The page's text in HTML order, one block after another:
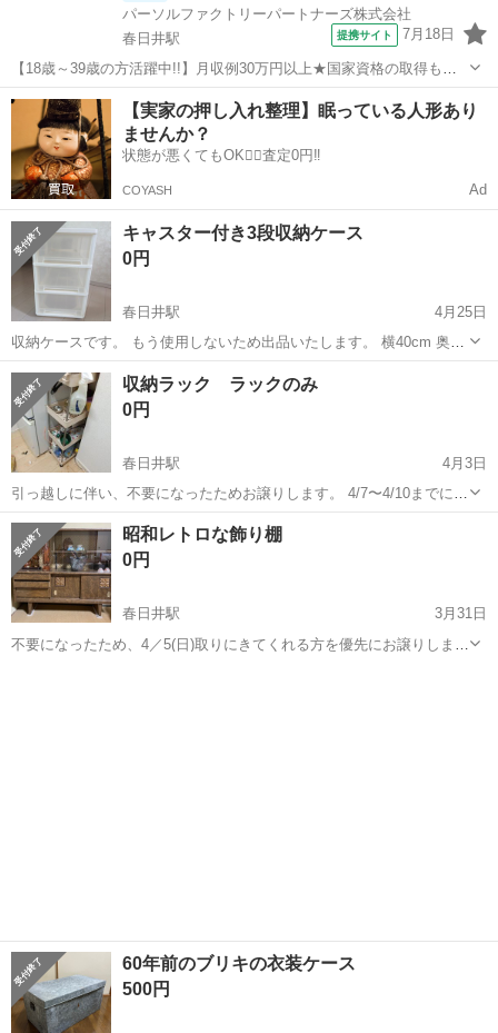
パーソルファクトリーパートナーズ株式会社
春日井駅
提携サイト 7月18日
【18歳～39歳の方活躍中!!】月収例30万円以上★国家資格の取得も可
能♪部品の目視検査等★《B15-005711》 仕事内容 ・樹脂部品の外観目
視検査 ・クレーン・玉掛を使用した金型切り替え作業 ・部材の投入作
業 ・設備...
愛知 春日井市 春日井駅 その他
【実家の押し入れ整理】眠っている人形あり
ませんか？
状態が悪くてもOK🙆‍♀️査定0円‼️
COYASH Ad
キャスター付き3段収納ケース
0円
春日井駅
4月25日
収納ケースです。 もう使用しないため出品いたします。 横40cm 奥行
き74cm 高さ68cm(キャスター含む) お取引については、基本的に取り
に来ていただける方優先でお願いしております。 お互い気持ちの良い
お取引がで...
愛知 春日井市 春日井駅 収納家具
収納ラック ラックのみ
0円
春日井駅
4月3日
引っ越しに伴い、不要になったためお譲りします。 4/7〜4/10までに自
宅まで引き取りに来ていただける方を優先させていただきます。 写真
には色々写って居ますが、ラックのみの出品です。 ​【商品状態】 ・6
年程使用しました ...
愛知 春日井市 春日井駅 収納家具
昭和レトロな飾り棚
0円
春日井駅
3月31日
不要になったため、4／5(日)取りにきてくれる方を優先にお譲りしま
60年前のブリキの衣装ケース
500円